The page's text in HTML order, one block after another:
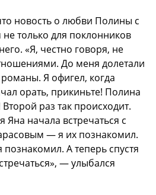
новость о любви Полины с
только для поклонников
«Я, честно говоря, не
До меня долетали
Я офигел, когда
орать, прикиньте! Полина
раз так происходит.
начала встречаться с
— я их познакомил.
А теперь спустя
— улыбался